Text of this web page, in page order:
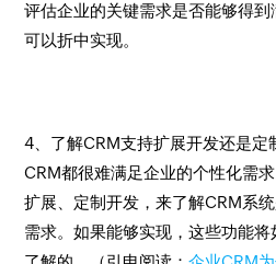
评估企业的关键需求是否能够得
可以折中实现。
4、了解CRM支持扩展开发还是定
CRM都很难满足企业的个性化需
扩展、定制开发，来了解CRM系
需求。如果能够实现，这些功能